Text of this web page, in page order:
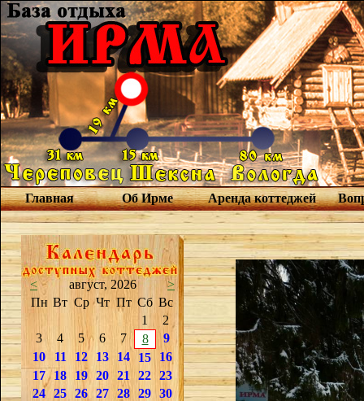
Главная Об Ирме Аренда коттеджей
< август, 2026
>
Пн Вт Ср Чт Пт Сб Вс
1
2
3
4 5 6 7 8
9
10
11 12 13 14 15
16
17
18 19 20 21 22 23
24 25 26 27 28 29 30